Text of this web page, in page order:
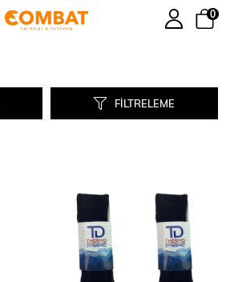
0
FILTRELEME